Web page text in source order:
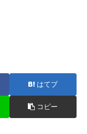
はてブ
コピー